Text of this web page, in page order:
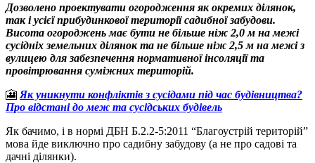
Дозволено проектувати огородження як окремих ділянок,
так і усієї прибудинкової території садибної забудови.
Висота огороджень має бути не більше ніж 2,0 м на межі
сусідніх земельних ділянок та не більше ніж 2,5 м на межі з
вулицею для забезпечення нормативної інсоляції та
провітрювання суміжних територій.
🎦 Як уникнути конфліктів з сусідами під час будівництва?
Про відстані до меж та сусідських будівель
Як бачимо, і в нормі ДБН Б.2.2-5:2011 “Благоустрій територій”
мова йде виключно про садибну забудову (а не про садові та
дачні ділянки).